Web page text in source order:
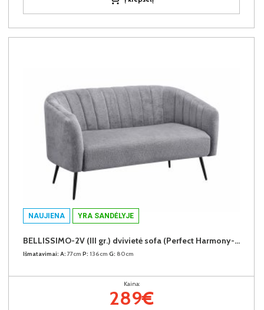
NAUJIENA YRA SANDĖLYJE
BELLISSIMO-2V (III gr.) dvivietė sofa (Perfect Harmony-85)
Išmatavimai: A: 77cm P: 136cm G: 80cm
Kaina:
289€